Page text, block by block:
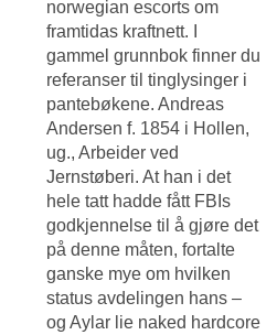
norwegian escorts om
framtidas kraftnett. I
gammel grunnbok finner du
referanser til tinglysinger i
pantebøkene. Andreas
Andersen f. 1854 i Hollen,
ug., Arbeider ved
Jernstøberi. At han i det
hele tatt hadde fått FBIs
godkjennelse til å gjøre det
på denne måten, fortalte
ganske mye om hvilken
status avdelingen hans –
og Aylar lie naked hardcore